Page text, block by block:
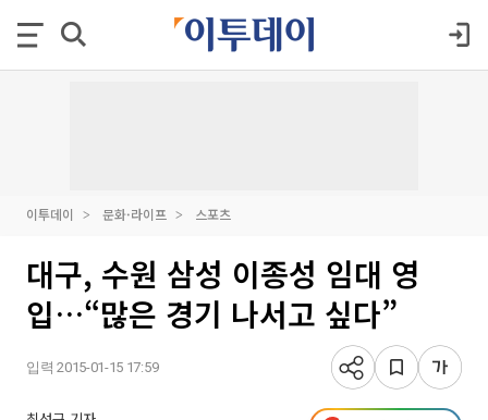
이투데이 문화·라이프 스포츠
대구, 수원 삼성 이종성 임대 영
입…“많은 경기 나서고 싶다”
입력 2015-01-15 17:59